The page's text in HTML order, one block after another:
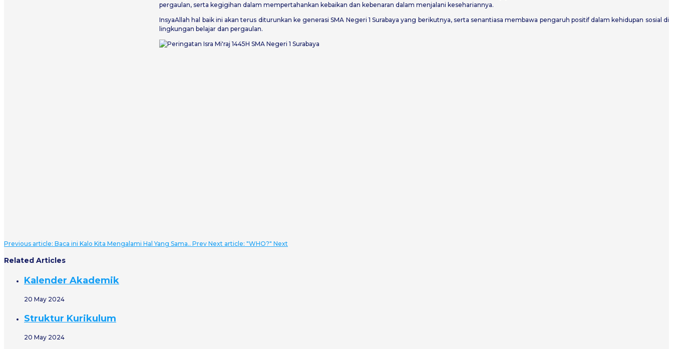
pergaulan, serta kegigihan dalam mempertahankan kebaikan dan kebenaran dalam menjalani kesehariannya.
InsyaAllah hal baik ini akan terus diturunkan ke generasi SMA Negeri 1 Surabaya yang berikutnya, serta senantiasa membawa pengaruh positif dalam kehidupan sosial di
lingkungan belajar dan pergaulan.
Previous article: Baca ini Kalo Kita Mengalami Hal Yang Sama.. Prev Next article: "WHO?" Next
Related Articles
Kalender Akademik
20 May 2024
Struktur Kurikulum
20 May 2024